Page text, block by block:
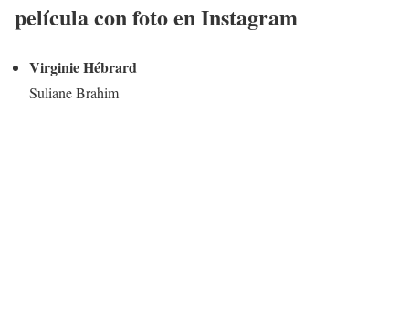
película con foto en Instagram
Virginie Hébrard
Suliane Brahim